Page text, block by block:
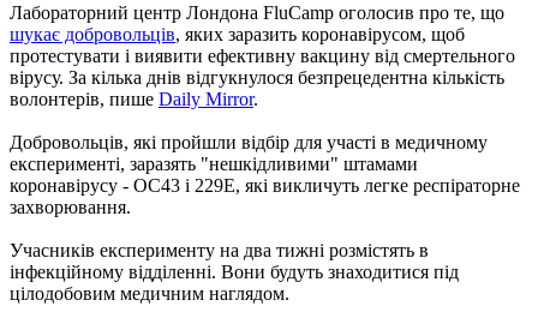
Лабораторний центр Лондона FluCamp оголосив про те, що
шукає добровольців, яких заразить коронавірусом, щоб
протестувати і виявити ефективну вакцину від смертельного
вірусу. За кілька днів відгукнулося безпрецедентна кількість
волонтерів, пише Daily Mirror.
Добровольців, які пройшли відбір для участі в медичному
експерименті, заразять "нешкідливими" штамами
коронавірусу - OC43 і 229E, які викличуть легке респіраторне
захворювання.
Учасників експерименту на два тижні розмістять в
інфекційному відділенні. Вони будуть знаходитися під
цілодобовим медичним наглядом.